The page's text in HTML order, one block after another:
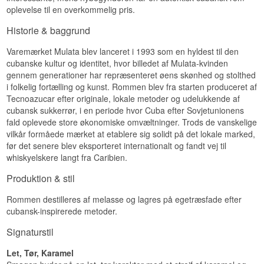
sirupper.
Region/Land: Cuba
Type: Cubansk Rom
andre cocktails
Smagsprofil
Tør · Krydret · Ren · Frisk
Vidste du at?
Ron Mulata er efter Havana Club det mest solgte
rom-mærke på det cubanske hjemmemarked og
er den rom man oftest finder bag baren i
cubanske barer, hvor Havana Club typisk er
oplevelse til en overkommelig pris.
Historie & baggrund
Varemærket Mulata blev lanceret i 1993 som en hyldest til den
cubanske kultur og identitet, hvor billedet af Mulata-kvinden
gennem generationer har repræsenteret øens skønhed og stolthed
i folkelig fortælling og kunst. Rommen blev fra starten produceret af
Tecnoazucar efter originale, lokale metoder og udelukkende af
cubansk sukkerrør, i en periode hvor Cuba efter Sovjetunionens
fald oplevede store økonomiske omvæltninger. Trods de vanskelige
vilkår formåede mærket at etablere sig solidt på det lokale marked,
før det senere blev eksporteret internationalt og fandt vej til
whiskyelskere langt fra Caribien.
Produktion & stil
Rommen destilleres af melasse og lagres på egetræsfade efter
cubansk-inspirerede metoder.
Signaturstil
Let, Tør, Karamel